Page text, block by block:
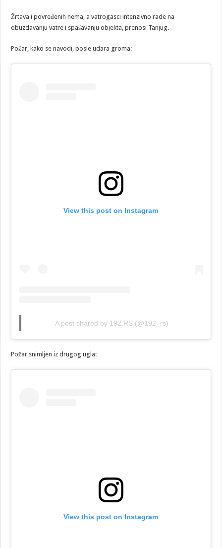
Žrtava i povređenih nema, a vatrogasci intenzivno rade na
obuzdavanju vatre i spašavanju objekta, prenosi Tanjug.
Požar, kako se navodi, posle udara groma:
View this post on Instagram
A post shared by 192.RS (@192_rs)
Požar snimljen iz drugog ugla:
View this post on Instagram